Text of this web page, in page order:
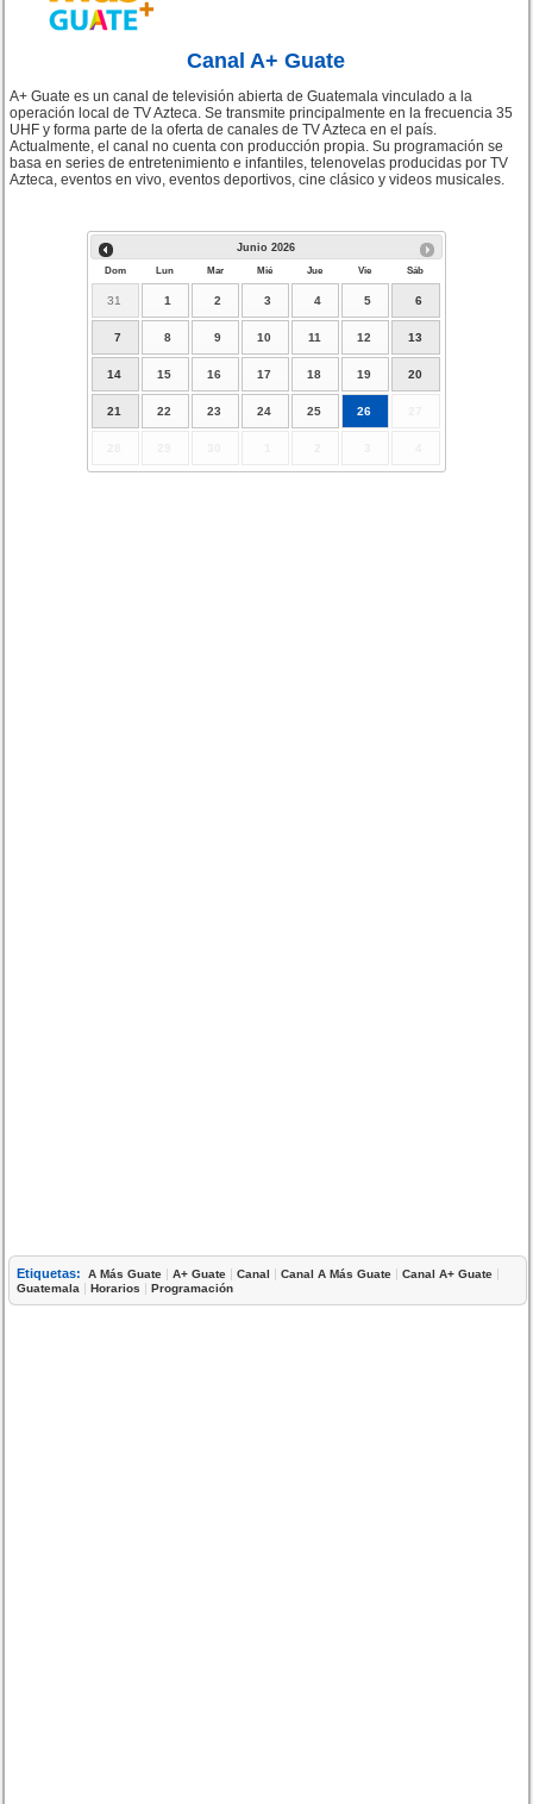
Canal A+ Guate
A+ Guate es un canal de televisión abierta de Guatemala vinculado a la
operación local de TV Azteca. Se transmite principalmente en la frecuencia 35
UHF y forma parte de la oferta de canales de TV Azteca en el país.
Actualmente, el canal no cuenta con producción propia. Su programación se
basa en series de entretenimiento e infantiles, telenovelas producidas por TV
Azteca, eventos en vivo, eventos deportivos, cine clásico y videos musicales.
Junio 2026
Dom Lun Mar Mié Jue Vie Sáb
31 1 2 3 4 5 6
7 8 9 10 11 12 13
14 15 16 17 18 19 20
21 22 23 24 25 26
Etiquetas: A Más Guate |A+ Guate |Canal |Canal A Más Guate |Canal A+ Guate |
Guatemala |Horarios |Programación